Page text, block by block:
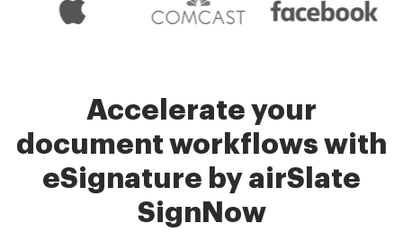
Accelerate your
document workflows with
eSignature by airSlate
SignNow